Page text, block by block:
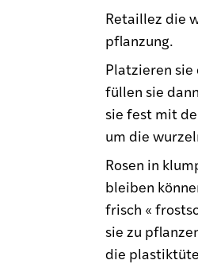
Retaillez die
pflanzung.
Platzieren sie
füllen sie
sie fest mit
um die
Rosen in
bleiben
frisch «
sie zu
die